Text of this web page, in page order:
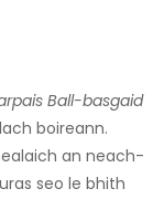
Ball-basgaid
boireann.
an neach-
seo le bhith